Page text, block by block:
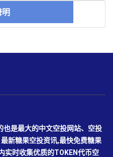
明
是最大的中文空投网站、空投
新糖果空投资讯,最快免费糖果
实时收集优质的TOKEN代币空